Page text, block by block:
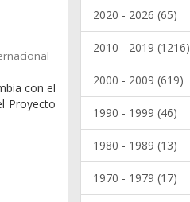
con el
Proyecto
2020 - 2026 (65)
2010 - 2019 (1216)
2000 - 2009 (619)
1990 - 1999 (46)
1980 - 1989 (13)
1970 - 1979 (17)